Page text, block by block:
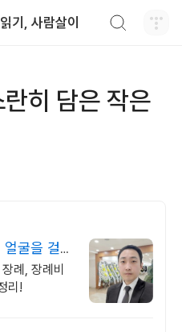
기, 사람살이
히 담은 작은
굴을 걸고
례, 장례비
리!